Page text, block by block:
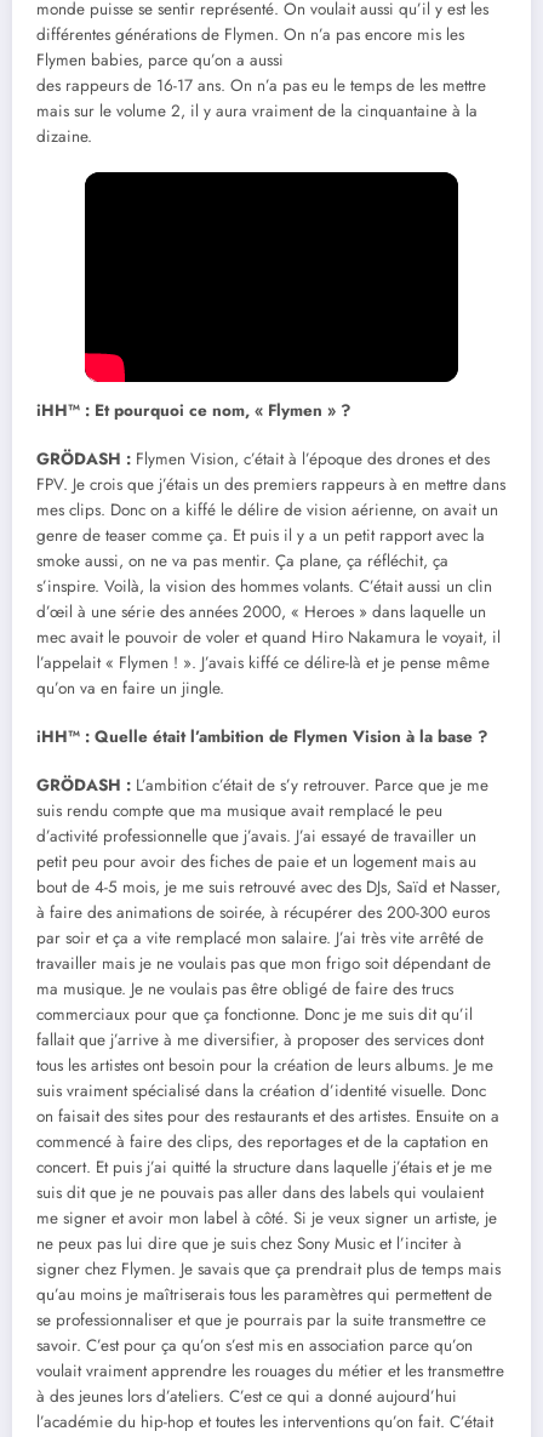
monde puisse se sentir représenté. On voulait aussi qu’il y est les
différentes générations de Flymen. On n’a pas encore mis les
Flymen babies, parce qu’on a aussi
des rappeurs de 16-17 ans. On n’a pas eu le temps de les mettre
mais sur le volume 2, il y aura vraiment de la cinquantaine à la
dizaine.
iHH™ : Et pourquoi ce nom, « Flymen » ?
GRÖDASH : Flymen Vision, c’était à l’époque des drones et des
FPV. Je crois que j’étais un des premiers rappeurs à en mettre dans
mes clips. Donc on a kiffé le délire de vision aérienne, on avait un
genre de teaser comme ça. Et puis il y a un petit rapport avec la
smoke aussi, on ne va pas mentir. Ça plane, ça réfléchit, ça
s’inspire. Voilà, la vision des hommes volants. C’était aussi un clin
d’œil à une série des années 2000, « Heroes » dans laquelle un
mec avait le pouvoir de voler et quand Hiro Nakamura le voyait, il
l’appelait « Flymen ! ». J’avais kiffé ce délire-là et je pense même
qu’on va en faire un jingle.
iHH™ : Quelle était l’ambition de Flymen Vision à la base ?
GRÖDASH : L’ambition c’était de s’y retrouver. Parce que je me
suis rendu compte que ma musique avait remplacé le peu
d’activité professionnelle que j’avais. J’ai essayé de travailler un
petit peu pour avoir des fiches de paie et un logement mais au
bout de 4-5 mois, je me suis retrouvé avec des DJs, Saïd et Nasser,
à faire des animations de soirée, à récupérer des 200-300 euros
par soir et ça a vite remplacé mon salaire. J’ai très vite arrêté de
travailler mais je ne voulais pas que mon frigo soit dépendant de
ma musique. Je ne voulais pas être obligé de faire des trucs
commerciaux pour que ça fonctionne. Donc je me suis dit qu’il
fallait que j’arrive à me diversifier, à proposer des services dont
tous les artistes ont besoin pour la création de leurs albums. Je me
suis vraiment spécialisé dans la création d’identité visuelle. Donc
on faisait des sites pour des restaurants et des artistes. Ensuite on a
commencé à faire des clips, des reportages et de la captation en
concert. Et puis j’ai quitté la structure dans laquelle j’étais et je me
suis dit que je ne pouvais pas aller dans des labels qui voulaient
me signer et avoir mon label à côté. Si je veux signer un artiste, je
ne peux pas lui dire que je suis chez Sony Music et l’inciter à
signer chez Flymen. Je savais que ça prendrait plus de temps mais
qu’au moins je maîtriserais tous les paramètres qui permettent de
se professionnaliser et que je pourrais par la suite transmettre ce
savoir. C’est pour ça qu’on s’est mis en association parce qu’on
voulait vraiment apprendre les rouages du métier et les transmettre
à des jeunes lors d’ateliers. C’est ce qui a donné aujourd’hui
l’académie du hip-hop et toutes les interventions qu’on fait. C’était